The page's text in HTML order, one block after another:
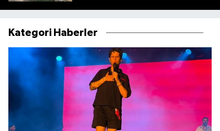
Kategori Haberler